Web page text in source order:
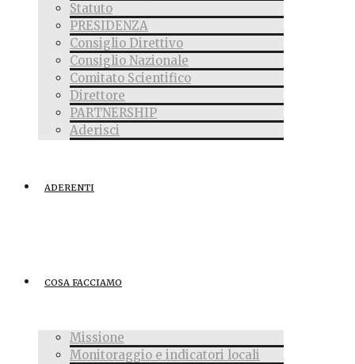
Statuto
PRESIDENZA
Consiglio Direttivo
Consiglio Nazionale
Comitato Scientifico
Direttore
PARTNERSHIP
Aderisci
ADERENTI
COSA FACCIAMO
Missione
Monitoraggio e indicatori locali